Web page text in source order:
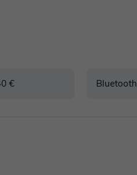
€ Bluetooth